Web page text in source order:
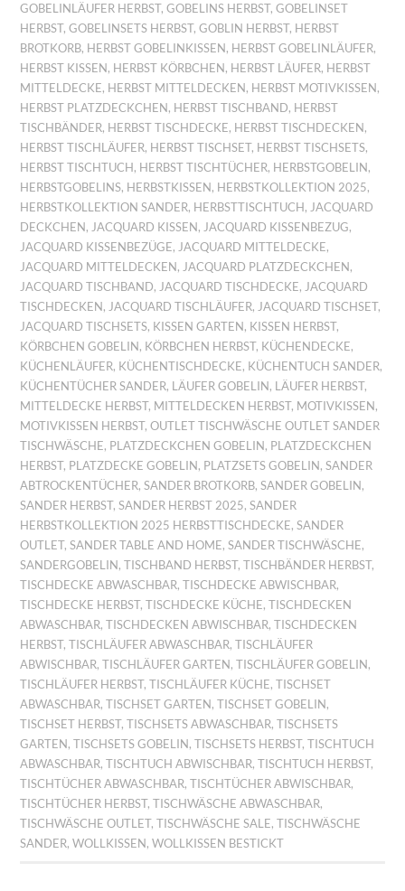
GOBELINLÄUFER HERBST,GOBELINS HERBST,GOBELINSET
HERBST,GOBELINSETS HERBST,GOBLIN HERBST, HERBST
BROTKORB, HERBST GOBELINKISSEN, HERBST GOBELINLÄUFER,
HERBST KISSEN, HERBST KÖRBCHEN, HERBST LÄUFER, HERBST
MITTELDECKE, HERBST MITTELDECKEN, HERBST MOTIVKISSEN,
HERBST PLATZDECKCHEN, HERBST TISCHBAND, HERBST
TISCHBÄNDER, HERBST TISCHDECKE, HERBST TISCHDECKEN,
HERBST TISCHLÄUFER, HERBST TISCHSET, HERBST TISCHSETS,
HERBST TISCHTUCH, HERBST TISCHTÜCHER, HERBSTGOBELIN,
HERBSTGOBELINS, HERBSTKISSEN, HERBSTKOLLEKTION 2025,
HERBSTKOLLEKTION SANDER, HERBSTTISCHTUCH, JACQUARD
DECKCHEN, JACQUARD KISSEN, JACQUARD KISSENBEZUG,
JACQUARD KISSENBEZÜGE, JACQUARD MITTELDECKE,
JACQUARD MITTELDECKEN, JACQUARD PLATZDECKCHEN,
JACQUARD TISCHBAND, JACQUARD TISCHDECKE, JACQUARD
TISCHDECKEN, JACQUARD TISCHLÄUFER, JACQUARD TISCHSET,
JACQUARD TISCHSETS, KISSEN GARTEN, KISSEN HERBST,
KÖRBCHEN GOBELIN, KÖRBCHEN HERBST, KÜCHENDECKE,
KÜCHENLÄUFER, KÜCHENTISCHDECKE, KÜCHENTUCH SANDER,
KÜCHENTÜCHER SANDER, LÄUFER GOBELIN, LÄUFER HERBST,
MITTELDECKE HERBST, MITTELDECKEN HERBST, MOTIVKISSEN,
MOTIVKISSEN HERBST,OUTLET TISCHWÄSCHE OUTLET SANDER
TISCHWÄSCHE, PLATZDECKCHEN GOBELIN, PLATZDECKCHEN
HERBST, PLATZDECKE GOBELIN, PLATZSETS GOBELIN,SANDER
ABTROCKENTÜCHER,SANDER BROTKORB,SANDER GOBELIN,
SANDER HERBST,SANDER HERBST 2025,SANDER
HERBSTKOLLEKTION 2025 HERBSTTISCHDECKE,SANDER
OUTLET,SANDER TABLE AND HOME,SANDER TISCHWÄSCHE,
SANDERGOBELIN,TISCHBAND HERBST,TISCHBÄNDER HERBST,
TISCHDECKE ABWASCHBAR,TISCHDECKE ABWISCHBAR,
TISCHDECKE HERBST,TISCHDECKE KÜCHE,TISCHDECKEN
ABWASCHBAR,TISCHDECKEN ABWISCHBAR,TISCHDECKEN
HERBST,TISCHLÄUFER ABWASCHBAR,TISCHLÄUFER
ABWISCHBAR,TISCHLÄUFER GARTEN,TISCHLÄUFER GOBELIN,
TISCHLÄUFER HERBST,TISCHLÄUFER KÜCHE,TISCHSET
ABWASCHBAR,TISCHSET GARTEN,TISCHSET GOBELIN,
TISCHSET HERBST,TISCHSETS ABWASCHBAR,TISCHSETS
GARTEN,TISCHSETS GOBELIN,TISCHSETS HERBST,TISCHTUCH
ABWASCHBAR,TISCHTUCH ABWISCHBAR,TISCHTUCH HERBST,
TISCHTÜCHER ABWASCHBAR,TISCHTÜCHER ABWISCHBAR,
TISCHTÜCHER HERBST,TISCHWÄSCHE ABWASCHBAR,
TISCHWÄSCHE OUTLET,TISCHWÄSCHE SALE,TISCHWÄSCHE
SANDER,WOLLKISSEN,WOLLKISSEN BESTICKT